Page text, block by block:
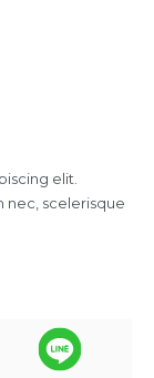
elit.
nec, scelerisque